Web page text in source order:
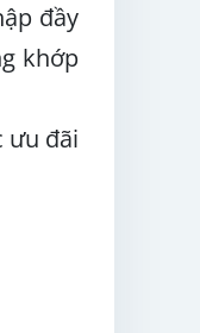
đầy
khớp
ưu đãi